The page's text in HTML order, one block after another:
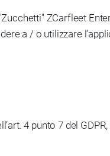
ZCarfleet
a / o utilizzare
4 punto 7 del